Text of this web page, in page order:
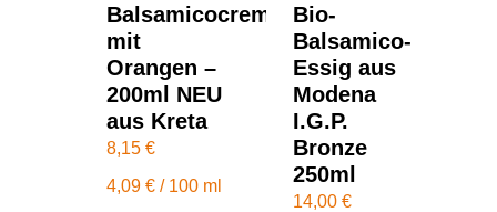
Balsamicocreme
mit
Orangen –
200ml NEU
aus Kreta
8,15 €
4,09 € / 100 ml
Bio-
Balsamico-
Essig aus
Modena
I.G.P.
Bronze
250ml
14,00 €